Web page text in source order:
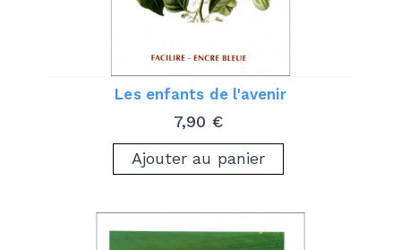
Les enfants de l'avenir
Prix
7,90 €
Ajouter au panier